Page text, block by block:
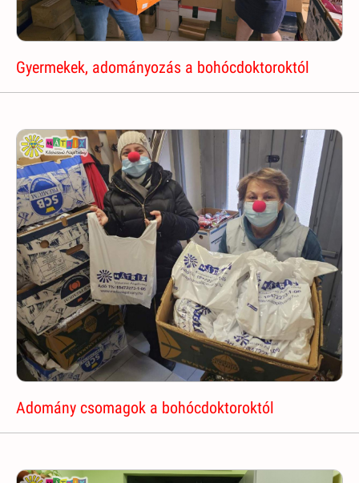
Gyermekek, adományozás a bohócdoktoroktól
Adomány csomagok a bohócdoktoroktól